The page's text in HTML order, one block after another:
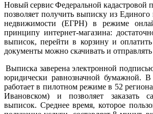
Новый сервис Федеральной кадастровой
позволяет получить выписку из Единого
недвижимости (ЕГРН) в режиме
принципу интернет-магазина:
выписок, перейти в корзину и
документы можно скачивать и отправлять
Выписка заверена электронной
юридически равнозначной бумажной. В
работает в пилотном режиме в 52
Ивановском) и позволяет заказать
выписок. Среднее время, которое